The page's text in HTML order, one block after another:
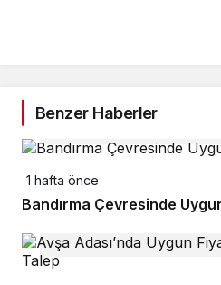
Benzer Haberler
1 hafta önce
Bandırma Çevresinde